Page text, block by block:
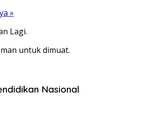
»
Lagi.
untuk dimuat.
Nasional